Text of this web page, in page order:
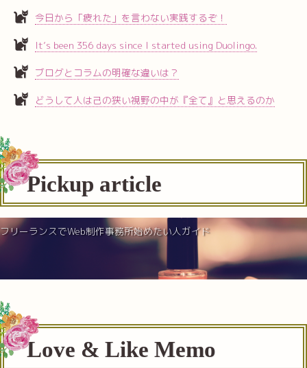
今日から「疲れた」を言わない実践するぞ！
It’s been 356 days since I started using Duolingo.
ブログとコラムの明確な違いは？
どうして人は己の狭い視野の中が『全て』と思えるのか
Pickup article
フリーランスでWeb制作事務所始めたい人ガイド
Love & Like Memo